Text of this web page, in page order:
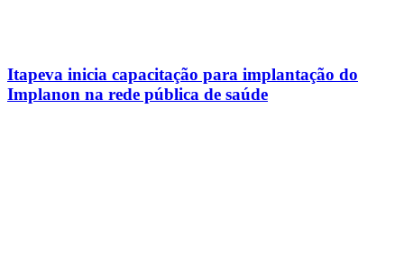
Itapeva inicia capacitação para implantação do
Implanon na rede pública de saúde